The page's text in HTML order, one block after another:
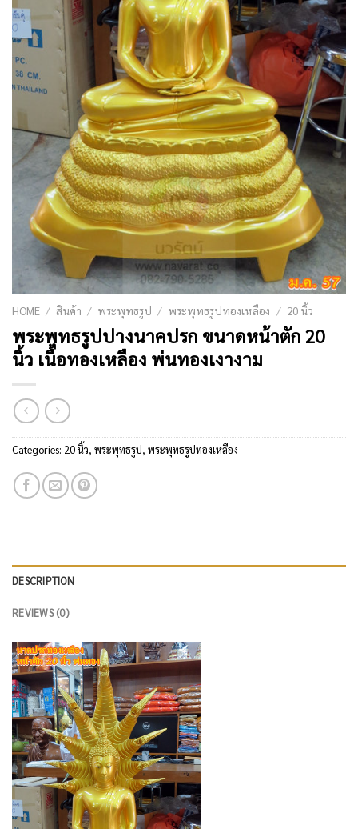
HOME / สินค้า / พระพุทธรูป / พระพุทธรูปทองเหลือง / 20 นิ้ว
พระพุทธรูปปางนาคปรก ขนาดหน้าตัก 20
นิ้ว เนื้อทองเหลือง พ่นทองเงางาม
Categories: 20 นิ้ว, พระพุทธรูป, พระพุทธรูปทองเหลือง
DESCRIPTION
REVIEWS (0)